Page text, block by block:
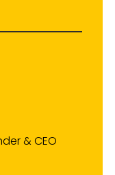
& CEO